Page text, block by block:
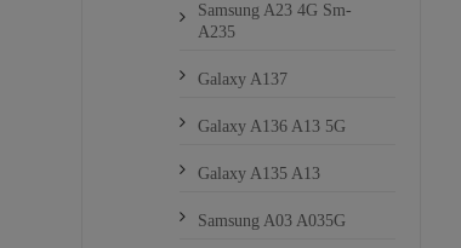
Samsung A23 4G Sm-
A235
Galaxy A137
Galaxy A136 A13 5G
Galaxy A135 A13
Samsung A03 A035G